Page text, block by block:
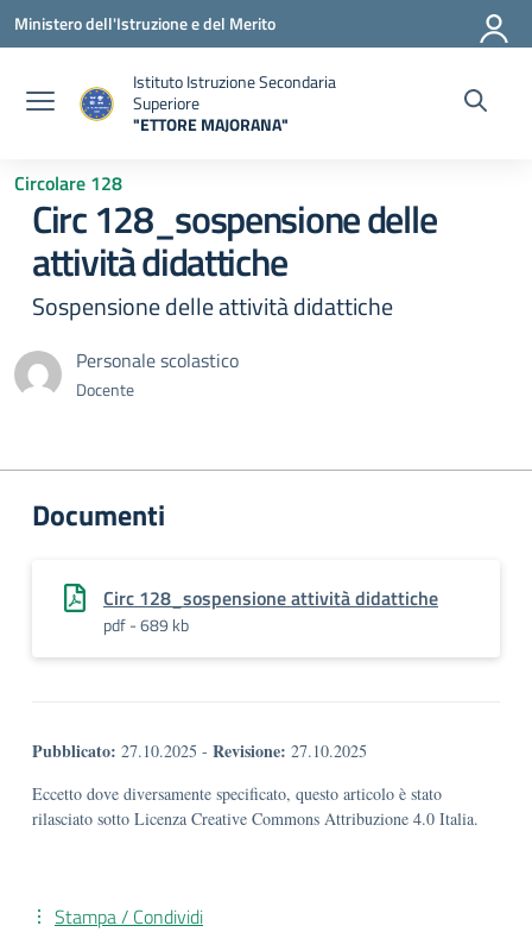
Vai ai contenuti
Vai al menu di navigazione
Vai al footer
Ministero dell'Istruzione e del Merito
Istituto Istruzione Secondaria
Superiore
"ETTORE MAJORANA"
Circolare 128
Circ 128_sospensione delle
attività didattiche
Sospensione delle attività didattiche
Personale scolastico
Docente
Documenti
Circ 128_sospensione attività didattiche
pdf - 689 kb
Pubblicato: 27.10.2025 - Revisione: 27.10.2025
Eccetto dove diversamente specificato, questo articolo è stato
rilasciato sotto Licenza Creative Commons Attribuzione 4.0 Italia.
Stampa / Condividi